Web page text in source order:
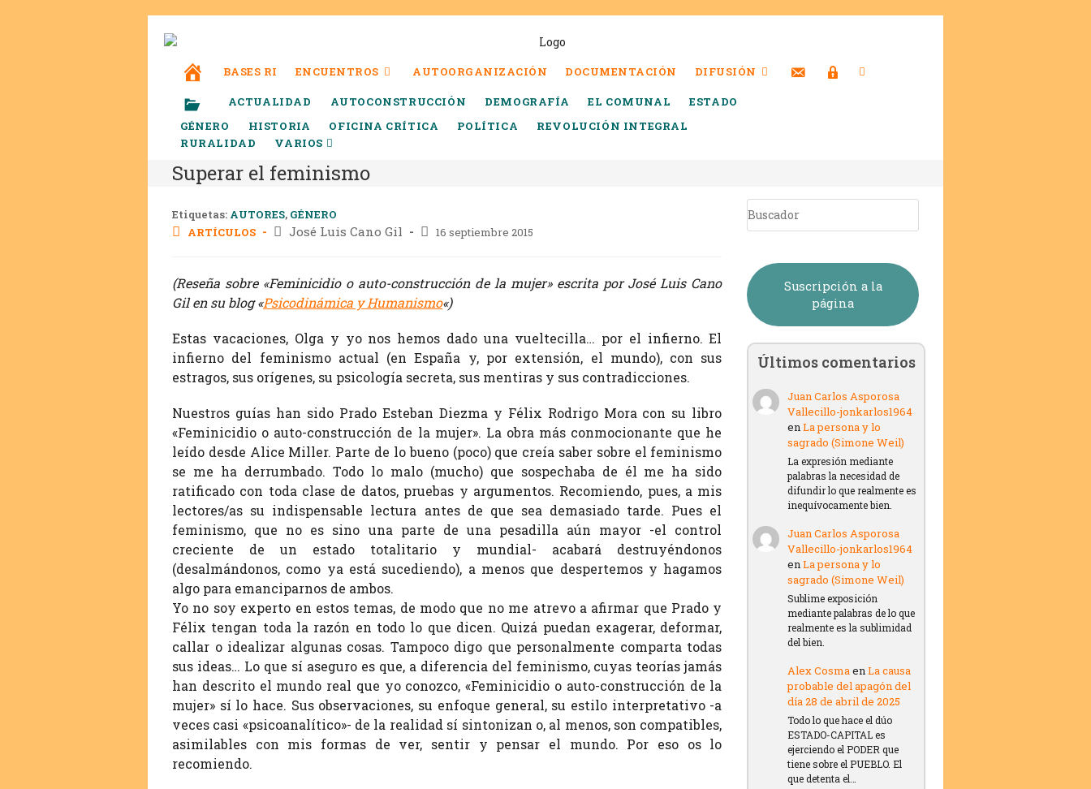
BASES RI ENCUENTROS AUTOORGANIZACIÓN DOCUMENTACIÓN DIFUSIÓN
ACTUALIDAD AUTOCONSTRUCCIÓN DEMOGRAFÍA EL COMUNAL
ESTADO
GÉNERO
HISTORIA OFICINA CRÍTICA POLÍTICA
REVOLUCIÓN INTEGRAL
RURALIDAD
VARIOS
Superar el feminismo
Etiquetas: AUTORES, GÉNERO
ARTÍCULOS
José Luis Cano Gil 16 septiembre 2015
(Reseña sobre «Feminicidio o auto-construcción de la mujer» escrita por José Luis Cano
Gil en su blog «Psicodinámica y Humanismo«)
Estas vacaciones, Olga y yo nos hemos dado una vueltecilla… por el infierno. El
infierno del feminismo actual (en España y, por extensión, el mundo), con sus
estragos, sus orígenes, su psicología secreta, sus mentiras y sus contradicciones.
Nuestros guías han sido Prado Esteban Diezma y Félix Rodrigo Mora con su libro
«Feminicidio o auto-construcción de la mujer». La obra más conmocionante que he
leído desde Alice Miller. Parte de lo bueno (poco) que creía saber sobre el feminismo
se me ha derrumbado. Todo lo malo (mucho) que sospechaba de él me ha sido
ratificado con toda clase de datos, pruebas y argumentos. Recomiendo, pues, a mis
lectores/as su indispensable lectura antes de que sea demasiado tarde. Pues el
feminismo, que no es sino una parte de una pesadilla aún mayor -el control
creciente de un estado totalitario y mundial- acabará destruyéndonos
(desalmándonos, como ya está sucediendo), a menos que despertemos y hagamos
algo para emanciparnos de ambos.
Yo no soy experto en estos temas, de modo que no me atrevo a afirmar que Prado y
Félix tengan toda la razón en todo lo que dicen. Quizá puedan exagerar, deformar,
callar o idealizar algunas cosas. Tampoco digo que personalmente comparta todas
sus ideas… Lo que sí aseguro es que, a diferencia del feminismo, cuyas teorías jamás
han descrito el mundo real que yo conozco, «Feminicidio o auto-construcción de la
mujer» sí lo hace. Sus observaciones, su enfoque general, su estilo interpretativo -a
veces casi «psicoanalítico»- de la realidad sí sintonizan o, al menos, son compatibles,
asimilables con mis formas de ver, sentir y pensar el mundo. Por eso os lo
recomiendo.
Suscripción a la
página
Últimos comentarios
Juan Carlos Asporosa
Vallecillo-jonkarlos1964
enLa persona y lo
sagrado (Simone Weil)
La expresión mediante
palabras la necesidad de
difundir lo que realmente es
inequívocamente bien.
Juan Carlos Asporosa
Vallecillo-jonkarlos1964
enLa persona y lo
sagrado (Simone Weil)
Sublime exposición
mediante palabras de lo que
realmente es la sublimidad
del bien.
Alex CosmaenLa causa
probable del apagón del
día 28 de abril de 2025
Todo lo que hace el dúo
ESTADO-CAPITAL es
ejerciendo el PODER que
tiene sobre el PUEBLO. El
que detenta el…